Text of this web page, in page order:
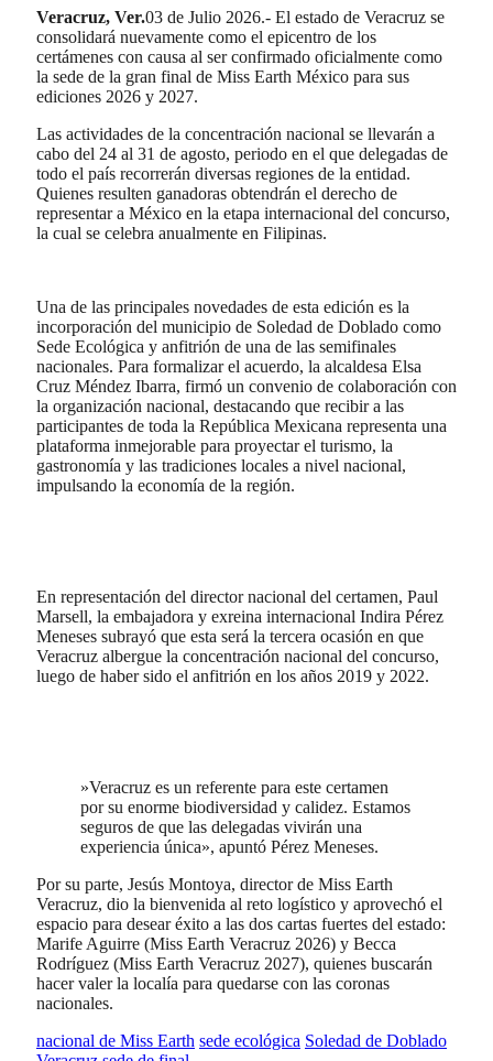
Veracruz, Ver.03 de Julio 2026.- El estado de Veracruz se
consolidará nuevamente como el epicentro de los
certámenes con causa al ser confirmado oficialmente como
la sede de la gran final de Miss Earth México para sus
ediciones 2026 y 2027.
Las actividades de la concentración nacional se llevarán a
cabo del 24 al 31 de agosto, periodo en el que delegadas de
todo el país recorrerán diversas regiones de la entidad.
Quienes resulten ganadoras obtendrán el derecho de
representar a México en la etapa internacional del concurso,
la cual se celebra anualmente en Filipinas.
​Una de las principales novedades de esta edición es la
incorporación del municipio de Soledad de Doblado como
Sede Ecológica y anfitrión de una de las semifinales
nacionales. Para formalizar el acuerdo, la alcaldesa Elsa
Cruz Méndez Ibarra, firmó un convenio de colaboración con
la organización nacional, destacando que recibir a las
participantes de toda la República Mexicana representa una
plataforma inmejorable para proyectar el turismo, la
gastronomía y las tradiciones locales a nivel nacional,
impulsando la economía de la región.
​En representación del director nacional del certamen, Paul
Marsell, la embajadora y exreina internacional Indira Pérez
Meneses subrayó que esta será la tercera ocasión en que
Veracruz albergue la concentración nacional del concurso,
luego de haber sido el anfitrión en los años 2019 y 2022.
​»Veracruz es un referente para este certamen
por su enorme biodiversidad y calidez. Estamos
seguros de que las delegadas vivirán una
experiencia única», apuntó Pérez Meneses.
​Por su parte, Jesús Montoya, director de Miss Earth
Veracruz, dio la bienvenida al reto logístico y aprovechó el
espacio para desear éxito a las dos cartas fuertes del estado:
Marife Aguirre (Miss Earth Veracruz 2026) y Becca
Rodríguez (Miss Earth Veracruz 2027), quienes buscarán
hacer valer la localía para quedarse con las coronas
nacionales.
nacional de Miss Earth sede ecológica Soledad de Doblado